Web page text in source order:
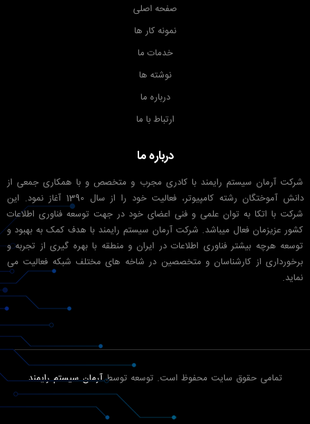
صفحه اصلی
نمونه کار ها
خدمات ما
نوشته ها
درباره ما
ارتباط با ما
درباره ما
شرکت آرمان سیستم رایمند با کادری مجرب و متخصص و با همکاری جمعی از
دانش آموختگان رشته کامپیوتر، فعالیت خود را از سال 1390 آغاز نمود. این
شرکت با اتکا به توان علمی و فنی اعضای خود در جهت توسعه فناوری اطلاعات
کشور عزیزمان فعال میباشد. شرکت آرمان سیستم رایمند با هدف کمک به بهبود و
توسعه هرچه بیشتر فناوری اطلاعات در ایران و منطقه با بهره گیری از تجربه و
برخورداری از کارشناسان و متخصصین در شاخه های مختلف شبکه فعالیت می
نماید.
تمامی حقوق سایت محفوظ است. توسعه توسطآرمان سیستم رایمند